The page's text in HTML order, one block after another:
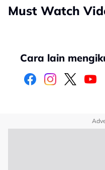
Must Watch
Cara lain